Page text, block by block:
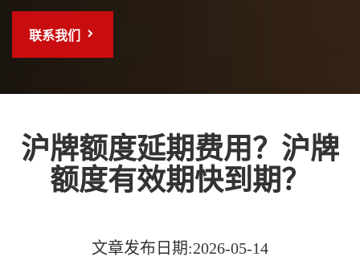
联系我们
沪牌额度延期费用？沪牌
额度有效期快到期？
文章发布日期:2026-05-14